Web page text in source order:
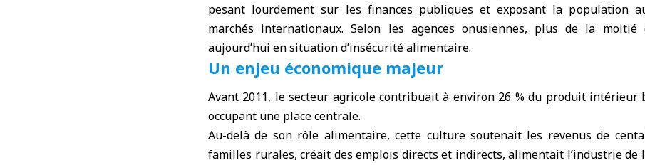
pesant lourdement sur les finances publiques et exposant la population
marchés internationaux. Selon les agences onusiennes, plus de la moitié
aujourd’hui en situation d’insécurité alimentaire.
Un enjeu économique majeur
Avant 2011, le secteur agricole contribuait à environ 26 % du produit
occupant une place centrale.
Au-delà de son rôle alimentaire, cette culture soutenait les revenus de
familles rurales, créait des emplois directs et indirects, alimentait l’industrie de